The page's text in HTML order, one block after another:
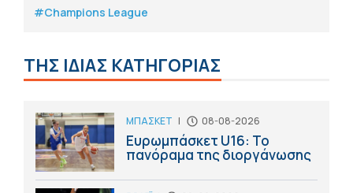
#Champions League
ΤΗΣ ΙΔΙΑΣ ΚΑΤΗΓΟΡΙΑΣ
ΜΠΑΣΚΕΤ | 08-08-2026
Ευρωμπάσκετ U16: Το
πανόραμα της διοργάνωσης